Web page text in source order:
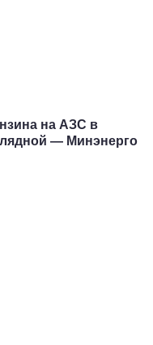
на АЗС в
— Минэнерго